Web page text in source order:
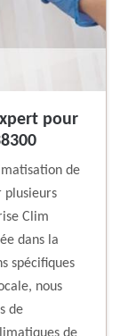
pour
de
plusieurs
Clim
dans la
spécifiques
nous
de